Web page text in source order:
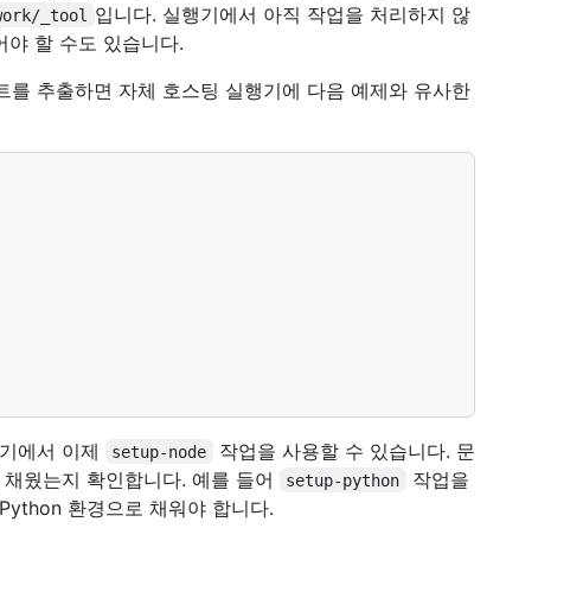
_tool
입니다. 실행기에서 아직 작업을 처리하지 않
야 할 수도 있습니다.
를 추출하면 자체 호스팅 실행기에 다음 예제와 유사한
에서 이제 setup-node
작업을 사용할 수 있습니다. 문
웠는지 확인합니다. 예를 들어
setup-python
작업을
환경으로 채워야 합니다.